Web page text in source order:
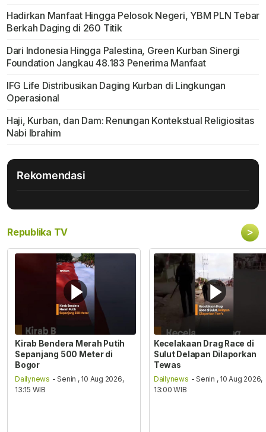
Hadirkan Manfaat Hingga Pelosok Negeri, YBM PLN Tebar
Berkah Daging di 260 Titik
Dari Indonesia Hingga Palestina, Green Kurban Sinergi
Foundation Jangkau 48.183 Penerima Manfaat
IFG Life Distribusikan Daging Kurban di Lingkungan
Operasional
Haji, Kurban, dan Dam: Renungan Kontekstual Religiositas
Nabi Ibrahim
Rekomendasi
Republika TV >
Kirab Bendera Merah Putih
Sepanjang 500 Meter di
Bogor
Dailynews - Senin , 10 Aug 2026,
13:15 WIB
Kecelakaan Drag Race di
Sulut Delapan Dilaporkan
Tewas
Dailynews - Senin , 10 Aug 2026,
13:00 WIB